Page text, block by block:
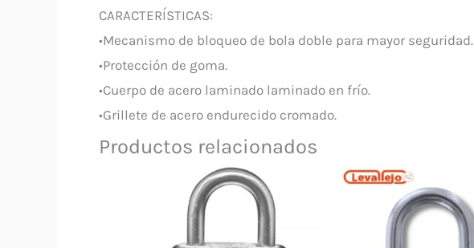
CARACTERÍSTICAS:
•Mecanismo de bloqueo de bola doble para mayor seguridad.
•Protección de goma.
•Cuerpo de acero laminado laminado en frío.
•Grillete de acero endurecido cromado.
Productos relacionados